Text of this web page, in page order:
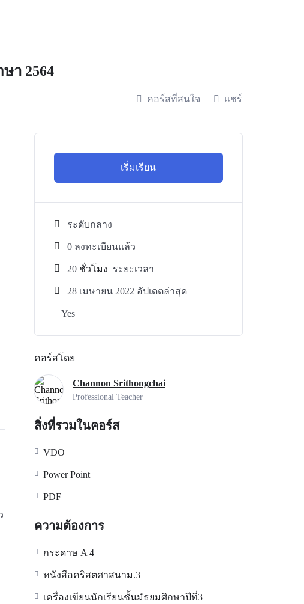
า 2564
คอร์สที่สนใจ แชร์
เริ่มเรียน
ระดับกลาง
0 ลงทะเบียนแล้ว
20 ชั่วโมง ระยะเวลา
28 เมษายน 2022 อัปเดตล่าสุด
Yes
คอร์สโดย
Channon Srithongchai
Professional Teacher
สิ่งที่รวมในคอร์ส
VDO
Power Point
PDF
ความต้องการ
กระดาษ A 4
หนังสือคริสตศาสนาม.3
เครื่องเขียนนักเรียนชั้นมัธยมศึกษาปีที่3